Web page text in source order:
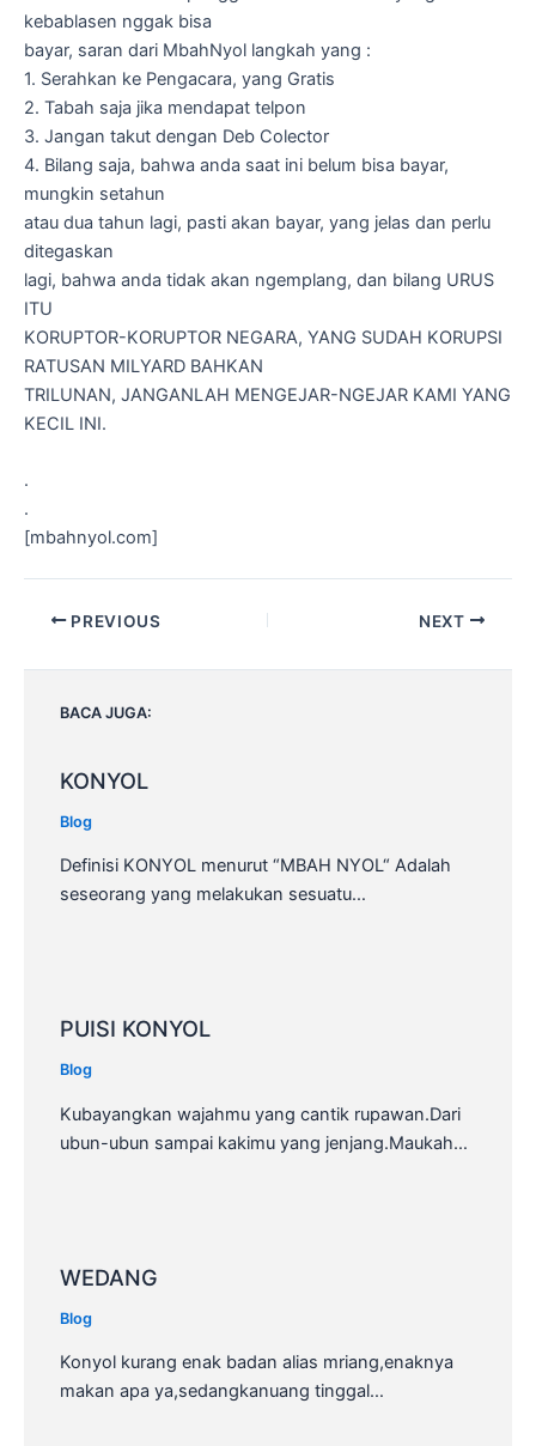
kebablasen nggak bisa
bayar, saran dari MbahNyol langkah yang :
1. Serahkan ke Pengacara, yang Gratis
2. Tabah saja jika mendapat telpon
3. Jangan takut dengan Deb Colector
4. Bilang saja, bahwa anda saat ini belum bisa bayar,
mungkin setahun
atau dua tahun lagi, pasti akan bayar, yang jelas dan perlu
ditegaskan
lagi, bahwa anda tidak akan ngemplang, dan bilang URUS
ITU
KORUPTOR-KORUPTOR NEGARA, YANG SUDAH KORUPSI
RATUSAN MILYARD BAHKAN
TRILUNAN, JANGANLAH MENGEJAR-NGEJAR KAMI YANG
KECIL INI.
.
.
[mbahnyol.com]
Post PREVIOUS NEXT
BACA JUGA:
KONYOL
Blog
Definisi KONYOL menurut “MBAH NYOL“ Adalah
seseorang yang melakukan sesuatu…
PUISI KONYOL
Blog
Kubayangkan wajahmu yang cantik rupawan.Dari
ubun-ubun sampai kakimu yang jenjang.Maukah…
WEDANG
Blog
Konyol kurang enak badan alias mriang,enaknya
makan apa ya,sedangkanuang tinggal…